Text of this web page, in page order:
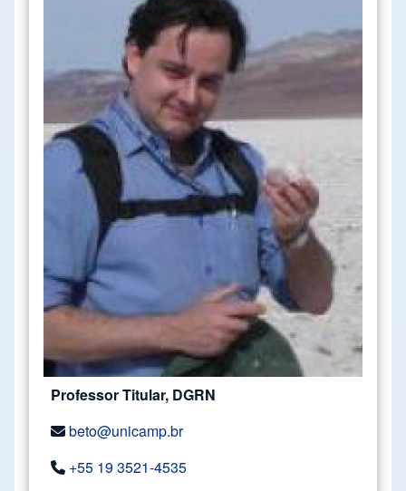
Professor Titular, DGRN
beto@unicamp.br
+55 19 3521-4535